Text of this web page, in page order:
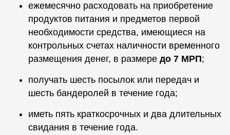
ежемесячно расходовать на приобретение
продуктов питания и предметов первой
необходимости средства, имеющиеся на
контрольных счетах наличности временного
размещения денег, в размере до 7 МРП;
получать шесть посылок или передач и
шесть бандеролей в течение года;
иметь пять краткосрочных и два длительных
свидания в течение года.